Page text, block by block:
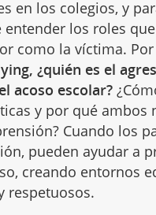
en los colegios, y
los roles
como la víctima. Por
¿quién es el
acoso escolar?
y por qué ambos
Cuando los
pueden ayudar a
creando entornos
respetuosos.